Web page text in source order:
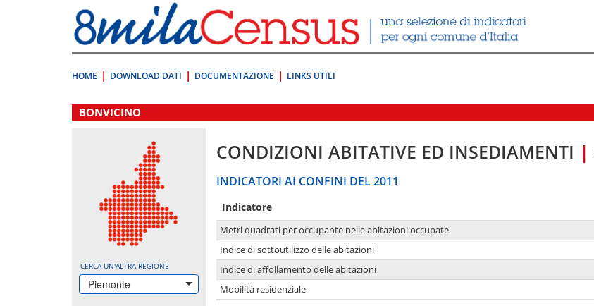
direttamente
a:
Contenuto
HOME DOWNLOAD DATI DOCUMENTAZIONE LINKS UTILI
.
BONVICINO
CERCA UN'ALTRA REGIONE
Piemonte
CONDIZIONI ABITATIVE ED INSEDIAMENTI |
INDICATORI AI CONFINI DEL 2011
Indicatore
Metri quadrati per occupante nelle abitazioni occupate
Indice di sottoutilizzo delle abitazioni
Indice di affollamento delle abitazioni
Mobilità residenziale